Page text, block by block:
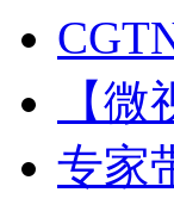
【
专家